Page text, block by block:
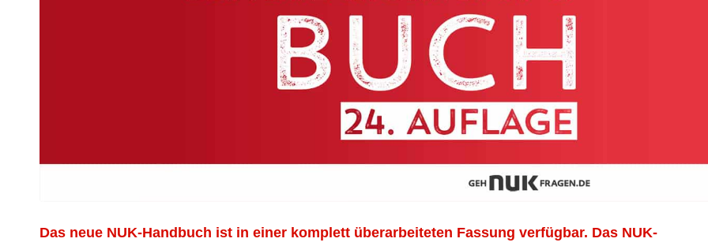
Das neue NUK-Handbuch ist in einer komplett überarbeiteten Fassung verfügbar. Das NUK-